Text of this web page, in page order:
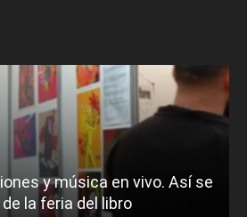
y música en vivo. Así se
la feria del libro